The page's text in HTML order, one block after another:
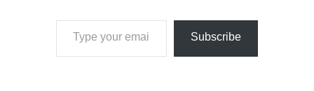
Type your email…
Subscribe